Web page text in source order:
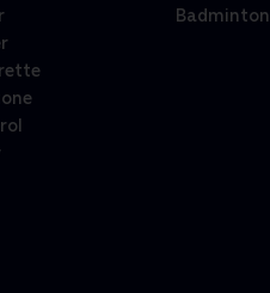
Badminton